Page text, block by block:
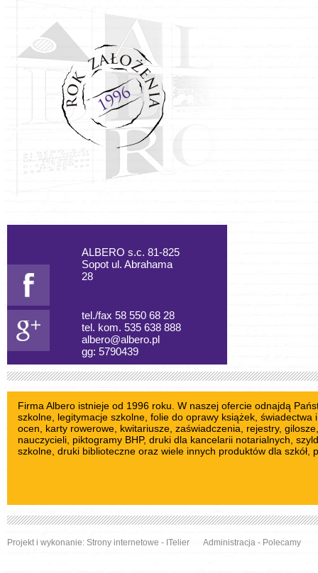
ALBERO s.c. 81-825
Sopot ul. Abrahama
28
tel./fax 58 550 68 28
tel. kom. 535 638 888
albero@albero.pl
gg: 5790439
Firma Albero istnieje od 1996 roku. W naszej ofercie odnajdą
szkolne , legitymacje szkolne, folie do oprawy książek ,
ocen, karty rowerowe kwitariusze , zaświadczenia, rejestry, gilosze
nauczycieli piktogramy BHP, druki dla kancelarii notarialnych,
szkolne , druki biblioteczne oraz wiele innych produktów dla szkół,
Projekt i wykonanie: Strony internetowe - ITelier Administracja - Polecamy